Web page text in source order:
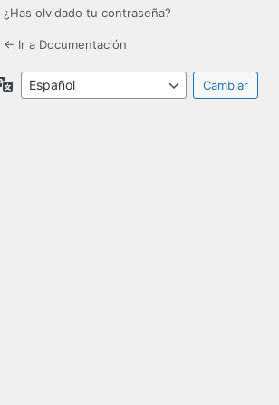
¿Has olvidado tu contraseña?
← Ir a Documentación
Idioma